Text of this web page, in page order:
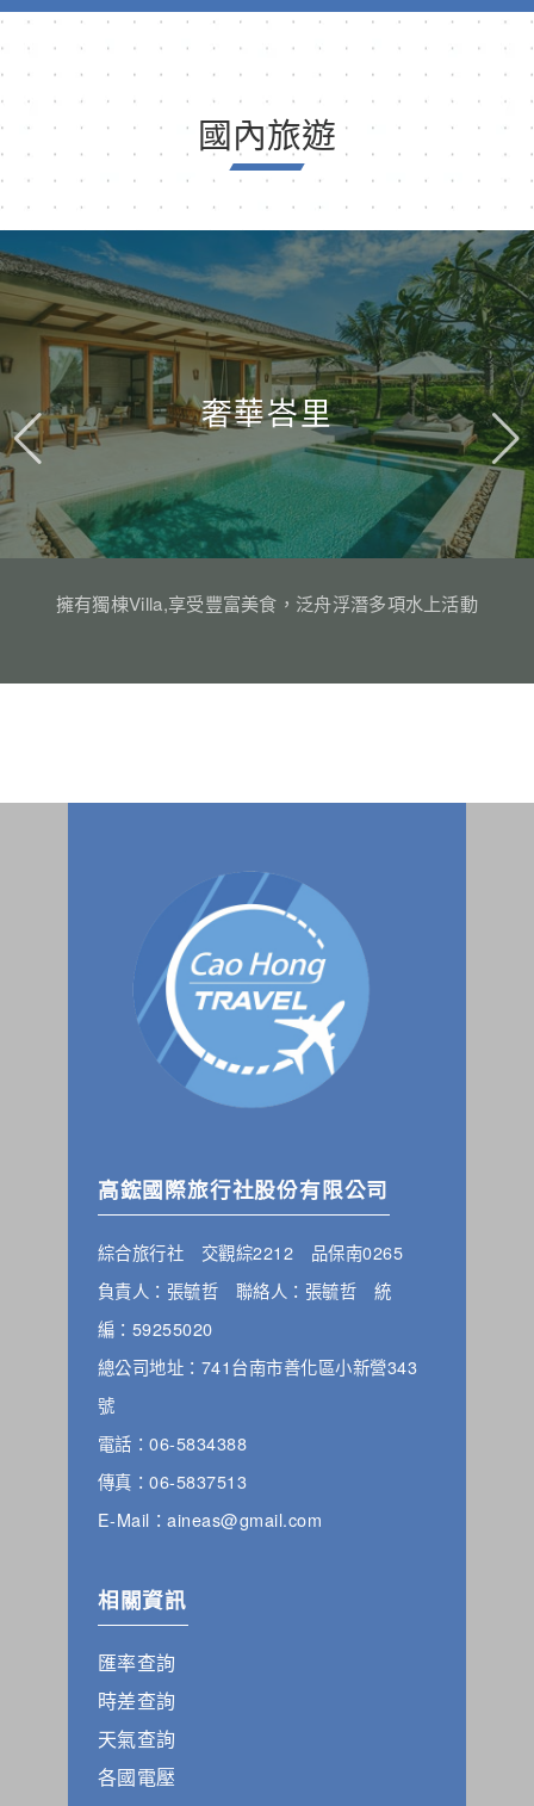
國內旅遊
奢華峇里
擁有獨棟Villa,享受豐富美食，泛舟浮潛多項水上活動
高鋐國際旅行社股份有限公司
綜合旅行社 交觀綜2212 品保南0265
負責人：張毓哲 聯絡人：張毓哲 統
編：59255020
總公司地址：741台南市善化區小新營343
號
電話：06-5834388
傳真：06-5837513
E-Mail：aineas@gmail.com
相關資訊
匯率查詢
時差查詢
天氣查詢
各國電壓